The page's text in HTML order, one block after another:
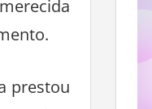
prestou